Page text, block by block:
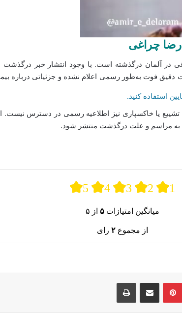
استفاده کنید.
چراغی
آلمان درگذشته است. با وجود انتشار خبر درگذشت
دقیق فوت به‌طور رسمی اعلام نشده و جزئیاتی درباره
تشییع یا خاکسپاری نیز اطلاعیه رسمی در دسترس نیست.
به مراسم و علت درگذشت منتشر شود.
5 4 3 2 1
میانگین امتیازات ۵ از ۵
از مجموع ۲ رای
پینترستاشتراک گذاری از طریق ایمیل چاپ